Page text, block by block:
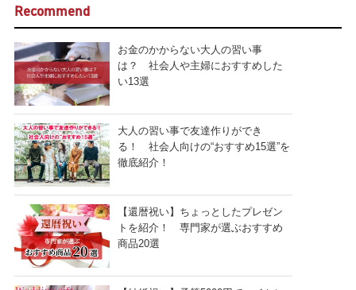
Recommend
お金のかからない大人の習い事
は？ 社会人や主婦におすすめした
い13選
大人の習い事で友達作りができ
る！ 社会人向けの“おすすめ15選”を
徹底紹介！
【還暦祝い】ちょっとしたプレゼン
トを紹介！ 専門家が選ぶおすすめ
商品20選